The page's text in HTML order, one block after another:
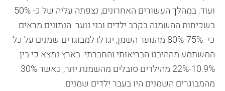
ועוד. במהלך העשורים האחרונים, נצפתה עליה של כ- 50%
בשכיחות ההשמנה בקרב ילדים ובני נוער. הנתונים מראים
כי- 75%-80% מהנוער השמן, יגדלו למבוגרים שמנים על כל
המשתמע מההיבט הבריאותי והחברתי. בארץ נמצא כי בין
10.9%-22% מהילדים סובלים מהשמנת יתר, כאשר 30%
מהמבוגרים השמנים היו בעבר ילדים שמנים.